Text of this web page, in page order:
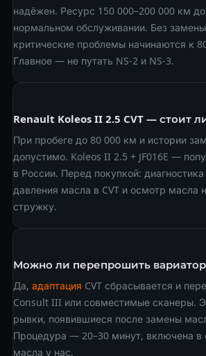
надёжен. Ресурс 150 000–200 000 км
нормальном обслуживании. Без
критические проблемы начинаются к
Главное — не путать NS-2 и NS-3.
Renault Koleos II 2.5 CVT — стоит
При пробеге до 80 000 км и истории
допустимо. Koleos II 2.5 + JF016E —
в России. Перед покупкой:
давления масла в CVT и осмотр масла
стружку.
Можно ли перепрошить вариатор
Да, адаптация CVT сбрасывается и
Consult III или совместимые сканеры.
рывки, появившиеся после замены
Процедура — 20–30 минут, включена в
масла у нас.